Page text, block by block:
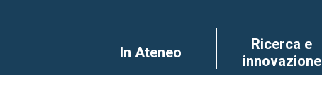
In Ateneo
Ricerca e
innovazione